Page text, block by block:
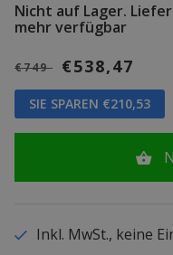
Nicht auf Lager.
mehr verfügbar
€749 €538,47
SIE SPAREN €210,53
Inkl. MwSt., keine